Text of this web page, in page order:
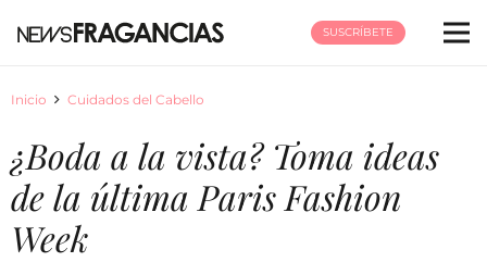
SUSCRÍBETE
Inicio Cuidados del Cabello
¿Boda a la vista? Toma ideas
de la última Paris Fashion
Week